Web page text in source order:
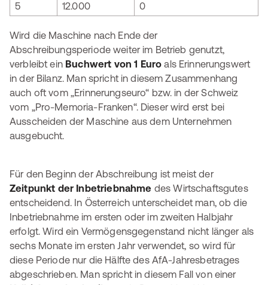
5
12.000 0
Wird die Maschine nach Ende der
Abschreibungsperiode weiter im Betrieb genutzt,
verbleibt ein Buchwert von 1 Euro als Erinnerungswert
in der Bilanz. Man spricht in diesem Zusammenhang
auch oft vom „Erinnerungseuro“ bzw. in der Schweiz
vom „Pro-Memoria-Franken“. Dieser wird erst bei
Ausscheiden der Maschine aus dem Unternehmen
ausgebucht.
Für den Beginn der Abschreibung ist meist der
Zeitpunkt der Inbetriebnahme des Wirtschaftsgutes
entscheidend. In Österreich unterscheidet man, ob die
Inbetriebnahme im ersten oder im zweiten Halbjahr
erfolgt. Wird ein Vermögensgegenstand nicht länger als
sechs Monate im ersten Jahr verwendet, so wird für
diese Periode nur die Hälfte des AfA-Jahresbetrages
abgeschrieben. Man spricht in diesem Fall von einer